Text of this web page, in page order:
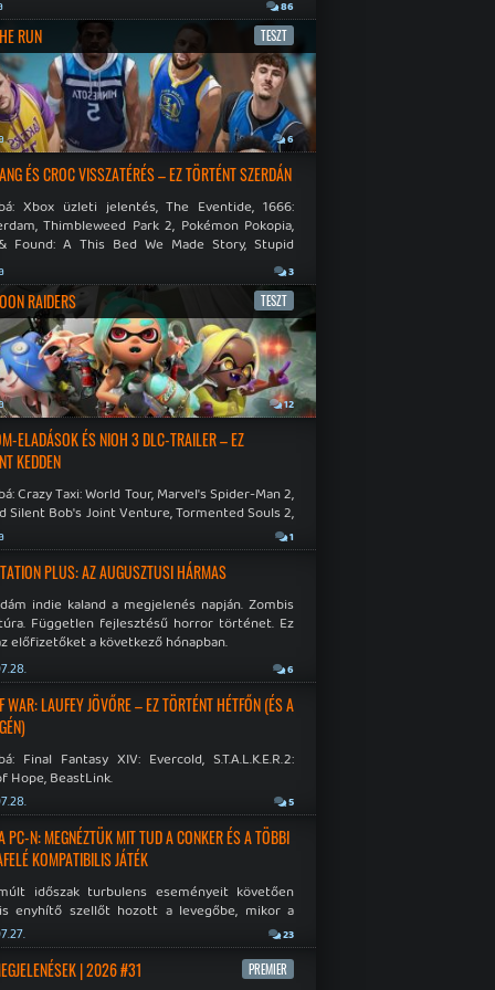
86
RUN TESZT
6
ÉS CROC VISSZATÉRÉS – EZ TÖRTÉNT SZERDÁN
Xbox üzleti jelentés, The Eventide, 1666:
Thimbleweed Park 2, Pokémon Pokopia,
Found: A This Bed We Made Story, Stupid
3
RAIDERS TESZT
12
ELADÁSOK ÉS NIOH 3 DLC-TRAILER – EZ
KEDDEN
Crazy Taxi: World Tour, Marvel's Spider-Man 2,
Silent Bob's Joint Venture, Tormented Souls 2,
Room in Hell, Slain 2: The Beast Within.
1
PLUS: AZ AUGUSZTUSI HÁRMAS
indie kaland a megjelenés napján. Zombis
Független fejlesztésű horror történet. Ez
előfizetőket a következő hónapban.
6
WAR: LAUFEY JÖVŐRE – EZ TÖRTÉNT HÉTFŐN (ÉS A
Final Fantasy XIV: Evercold, S.T.A.L.K.E.R.2:
Hope, BeastLink.
5
PC-N: MEGNÉZTÜK MIT TUD A CONKER ÉS A TÖBBI
KOMPATIBILIS JÁTÉK
időszak turbulens eseményeit követően
enyhítő szellőt hozott a levegőbe, mikor a
bejelentette, hogy PC-re is kiterjesztik az
visszafelé kompatibilitást. Lássuk,
jutottak...
23
| 2026 #31 PREMIER